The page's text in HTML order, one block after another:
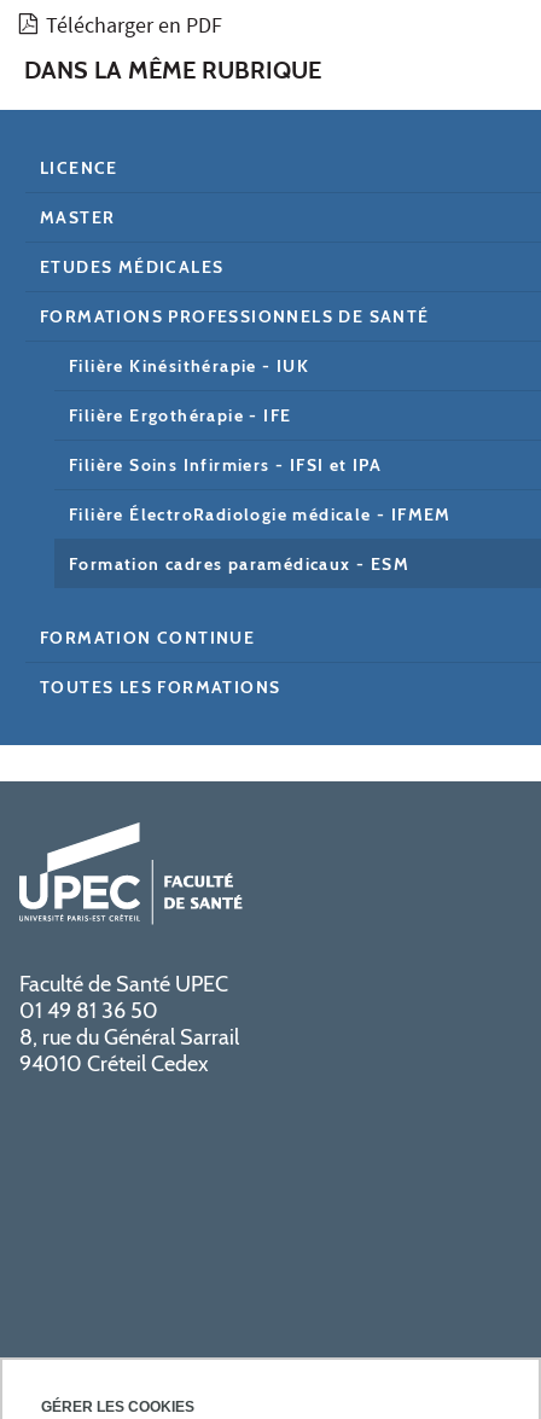
GÉRER LES COOKIES
Télécharger en PDF
DANS LA MÊME RUBRIQUE
LICENCE
MASTER
ETUDES MÉDICALES
FORMATIONS PROFESSIONNELS DE SANTÉ
Filière Kinésithérapie - IUK
Filière Ergothérapie - IFE
Filière Soins Infirmiers - IFSI et IPA
Filière ÉlectroRadiologie médicale - IFMEM
Formation cadres paramédicaux - ESM
FORMATION CONTINUE
TOUTES LES FORMATIONS
Faculté de Santé UPEC
01 49 81 36 50
8, rue du Général Sarrail
94010 Créteil Cedex
PRATIQUE